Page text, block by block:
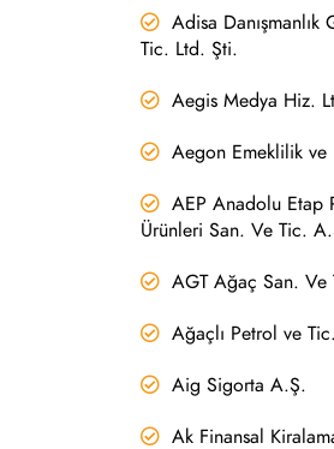
Adisa
Tic. Ltd. Şti.
Aegis Medya Hiz.
Aegon Emeklilik ve
AEP Anadolu Etap
Ürünleri San. Ve Tic.
AGT Ağaç San. Ve
Ağaçlı Petrol ve
Aig Sigorta A.Ş.
Ak Finansal